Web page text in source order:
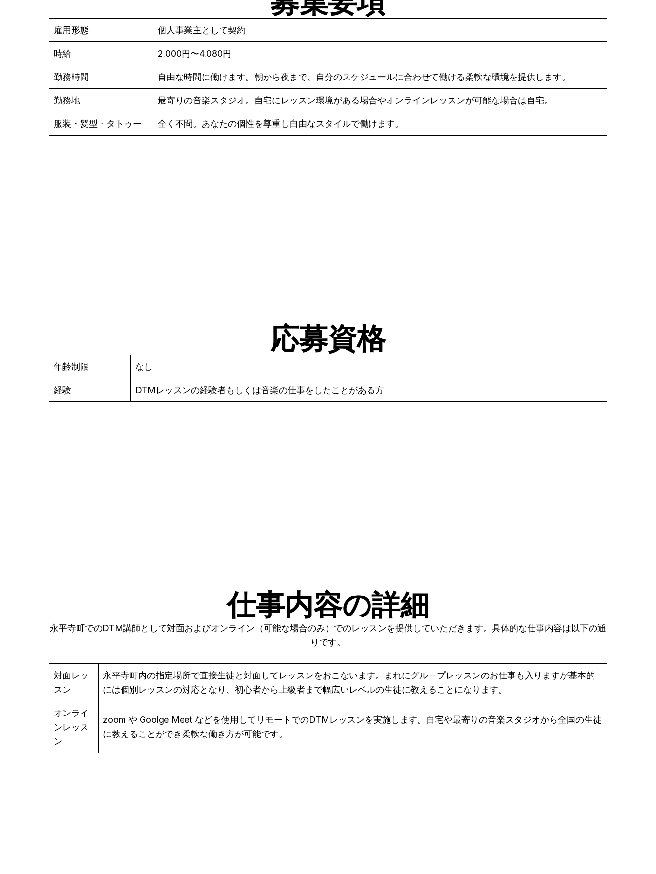
雇用形態 個人事業主として契約
時給 2,000円〜4,080円
勤務時間 自由な時間に働けます。朝から夜まで、自分のスケジュールに合わせて働ける柔軟な環境を提供します。
勤務地 最寄りの音楽スタジオ。自宅にレッスン環境がある場合やオンラインレッスンが可能な場合は自宅。
服装・髪型・タトゥー 全く不問。あなたの個性を尊重し自由なスタイルで働けます。
応募資格
年齢制限 なし
経験 DTMレッスンの経験者もしくは音楽の仕事をしたことがある方
仕事内容の詳細
永平寺町でのDTM講師として対面およびオンライン（可能な場合のみ）でのレッスンを提供していただきます。具体的な仕事内容は以下の通
りです。
対面レッ
スン
永平寺町内の指定場所で直接生徒と対面してレッスンをおこないます。まれにグループレッスンのお仕事も入りますが基本的
には個別レッスンの対応となり、初心者から上級者まで幅広いレベルの生徒に教えることになります。
オンライ
ンレッス
ン
zoom や Goolge Meet などを使用してリモートでのDTMレッスンを実施します。自宅や最寄りの音楽スタジオから全国の生徒
に教えることができ柔軟な働き方が可能です。